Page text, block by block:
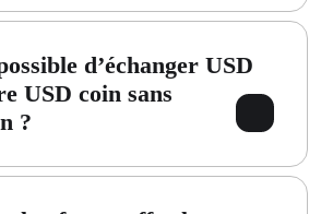
d’échanger USD
USD coin sans
?